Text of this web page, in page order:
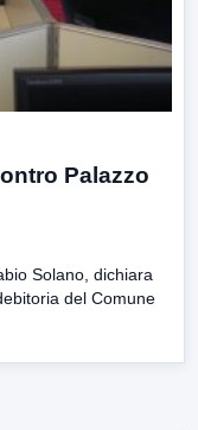
Palazzo
Solano, dichiara
del Comune